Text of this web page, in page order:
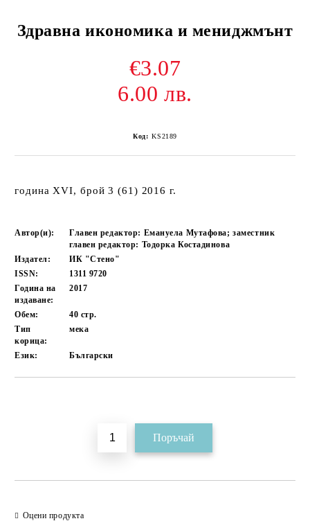
Здравна икономика и мениджмънт
€3.07
6.00 лв.
Код: KS2189
година XVI, брой 3 (61) 2016 г.
Автор(и):
Главен редактор: Емануела Мутафова; заместник
главен редактор: Тодорка Костадинова
Издател:
ИК "Стено"
ISSN:
1311 9720
Година на
издаване:
2017
Обем: 40 стр.
Тип
корица:
мека
Език: Български
Оцени продукта